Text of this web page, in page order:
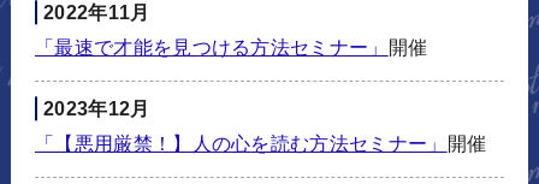
2022年11月
「最速で才能を見つける方法セミナー」 開催
2023年12月
「【悪用厳禁！】人の心を読む方法セミナー」
開催